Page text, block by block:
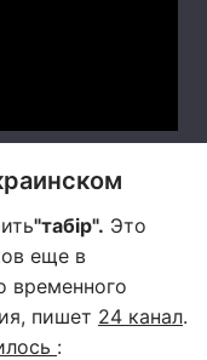
"табір". Это
еще в
временного
пишет 24 канал.
: